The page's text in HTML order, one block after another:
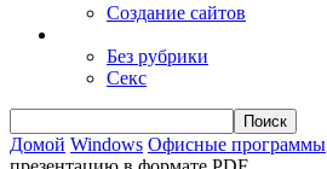
Создание сайтов
Без рубрики
Секс
Домой Windows Офисные программы